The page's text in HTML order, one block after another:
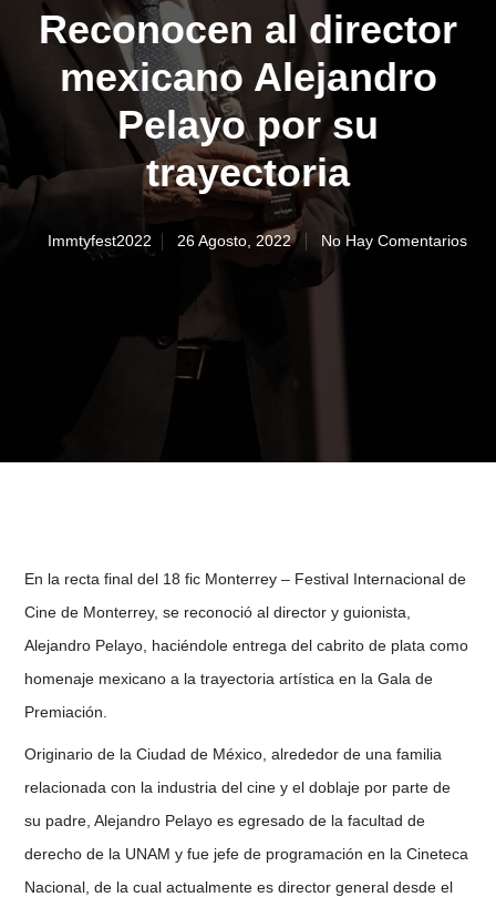
Reconocen al director
mexicano Alejandro
Pelayo por su
trayectoria
Immtyfest2022 26 Agosto, 2022 No Hay Comentarios
En la recta final del 18 fic Monterrey – Festival Internacional de
Cine de Monterrey, se reconoció al director y guionista,
Alejandro Pelayo, haciéndole entrega del cabrito de plata como
homenaje mexicano a la trayectoria artística en la Gala de
Premiación.
Originario de la Ciudad de México, alrededor de una familia
relacionada con la industria del cine y el doblaje por parte de
su padre, Alejandro Pelayo es egresado de la facultad de
derecho de la UNAM y fue jefe de programación en la Cineteca
Nacional, de la cual actualmente es director general desde el